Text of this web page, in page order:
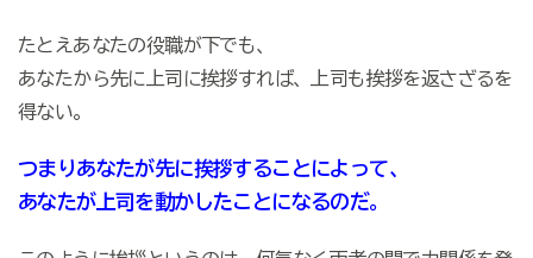
たとえあなたの役職が下でも、
あなたから先に上司に挨拶すれば、上司も挨拶を返さざるを
得ない。
つまりあなたが先に挨拶することによって、
あなたが上司を動かしたことになるのだ。